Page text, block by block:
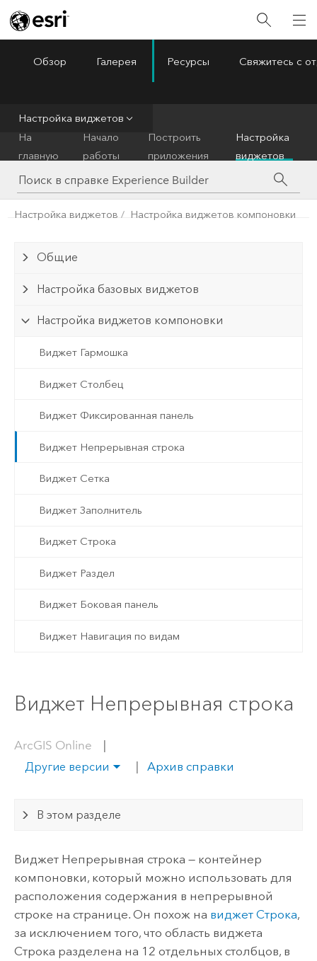
ArcGIS Experience Builder
Обзор Галерея Ресурсы Свяжитесь с
Настройка виджетов
На
главную
Начало
работы
Построить
приложения
Настройка
виджетов
Настройка виджетов Настройка виджетов компоновки
Общие
Настройка базовых виджетов
Настройка виджетов компоновки
Виджет Гармошка
Виджет Столбец
Виджет Фиксированная панель
Виджет Непрерывная строка
Виджет Сетка
Виджет Заполнитель
Виджет Строка
Виджет Раздел
Виджет Боковая панель
Виджет Навигация по видам
Виджет Непрерывная строка
ArcGIS Online |
Другие версии Архив справки
В этом разделе
Виджет Непрерывная строка — контейнер
компоновки, который можно использовать для
расположения содержания в непрерывной
строке на странице. Он похож на виджет Строка,
за исключением того, что область виджета
Строка разделена на 12 отдельных столбцов, в